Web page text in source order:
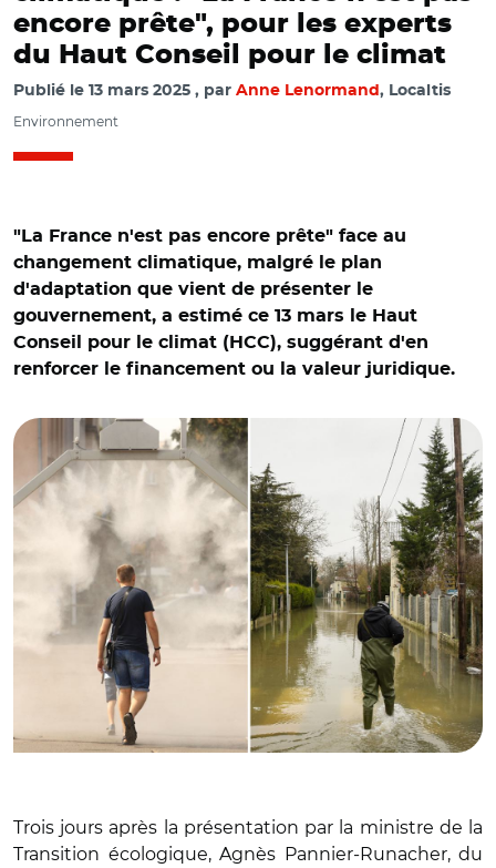
encore prête", pour les experts
du Haut Conseil pour le climat
Publié le 13 mars 2025 par Anne Lenormand , Localtis
Environnement
"La France n'est pas encore prête" face au
changement climatique, malgré le plan
d'adaptation que vient de présenter le
gouvernement, a estimé ce 13 mars le Haut
Conseil pour le climat (HCC), suggérant d'en
renforcer le financement ou la valeur juridique.
Trois jours après la présentation par la ministre de la
Transition écologique, Agnès Pannier-Runacher, du